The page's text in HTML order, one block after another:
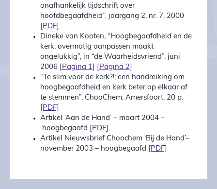
onafhankelijk tijdschrift over
hoofdbegaafdheid”, jaargang 2, nr. 7, 2000
[PDF]
Dineke van Kooten, “Hoogbegaafdheid en de
kerk; overmatig aanpassen maakt
ongelukkig”, in “de Waarheidsvriend”, juni
2006 [
Pagina 1 Pagina 2]
“Te slim voor de kerk?!; een handreiking om
hoogbegaafdheid en kerk beter op elkaar af
te stemmen”, ChooChem, Amersfoort, 20 p.
[PDF]
Artikel ‘Aan de Hand’ – maart 2004 –
hoogbegaafd
[PDF]
Artikel Nieuwsbrief Choochem ‘Bij de Hand’–
november 2003 – hoogbegaafd
[PDF]